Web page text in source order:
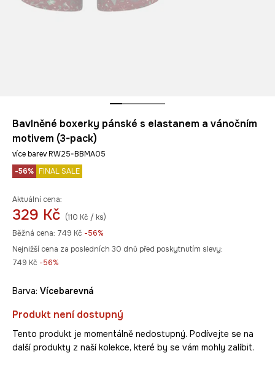
Bavlněné boxerky pánské s elastanem a vánočním
motivem (3-pack)
více barev RW25-BBMA05
-56% FINAL SALE
Aktuální cena:
329 Kč (110 Kč / ks)
Běžná cena: 749 Kč -56%
Nejnižší cena za posledních 30 dnů před poskytnutím slevy:
749 Kč -56%
Barva: vícebarevná
Produkt není dostupný
Tento produkt je momentálně nedostupný. Podívejte se na
další produkty z naší kolekce, které by se vám mohly zalíbit.